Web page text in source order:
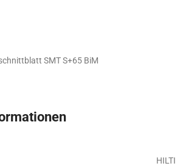
SMT S+65 BiM
HILTI